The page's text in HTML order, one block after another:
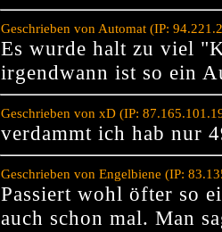
Geschrieben von Automat (IP:
Es wurde halt zu viel
irgendwann ist so ein
Geschrieben von xD (IP:
verdammt ich hab nur
Geschrieben von Engelbiene (IP:
Passiert wohl öfter so
auch schon mal. Man